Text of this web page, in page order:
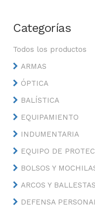
Categorías
Todos los productos
ARMAS
ÓPTICA
BALÍSTICA
EQUIPAMIENTO
INDUMENTARIA
EQUIPO DE
BOLSOS Y
ARCOS Y BALLESTAS
DEFENSA